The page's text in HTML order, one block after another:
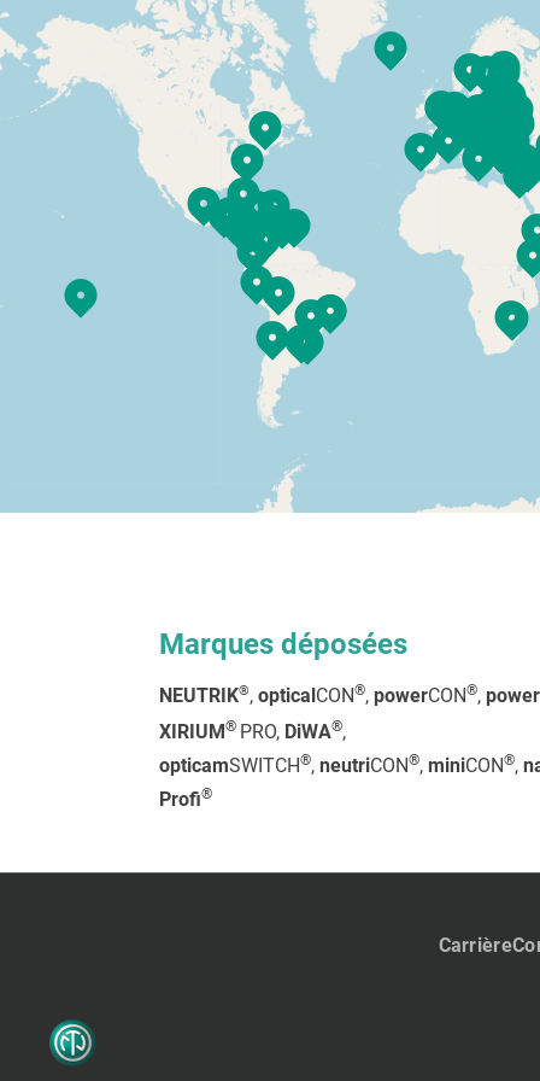
Marques déposées
NEUTRIK®, opticalCON®, powerCON®, power
XIRIUM® PRO, DiWA®,
opticamSWITCH®, neutriCON®, miniCON®,
Profi®
Carrière